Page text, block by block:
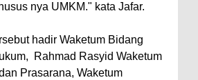
nya UMKM." kata Jafar.
hadir Waketum Bidang
Rahmad Rasyid Waketum
Prasarana, Waketum